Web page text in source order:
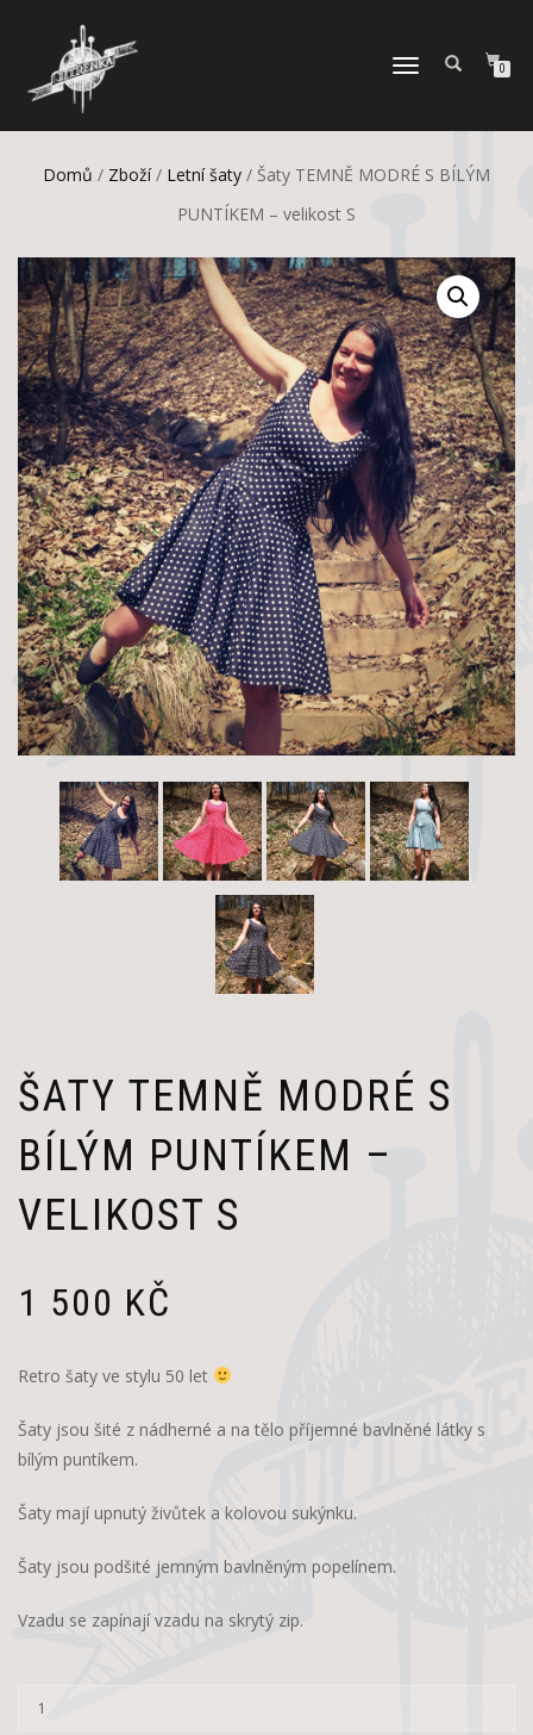
PŘEPNOUT
0
Domů / Zboží/ Letní šaty / Šaty TEMNĚ MODRÉ S BÍLÝM
PUNTÍKEM – velikost S
ŠATY TEMNĚ MODRÉ S
BÍLÝM PUNTÍKEM –
VELIKOST S
1 500 KČ
Retro šaty ve stylu 50 let
Šaty jsou šité z nádherné a na tělo příjemné bavlněné látky s
bílým puntíkem.
Šaty mají upnutý živůtek a kolovou sukýnku.
Šaty jsou podšité jemným bavlněným popelínem.
Vzadu se zapínají vzadu na skrytý zip.